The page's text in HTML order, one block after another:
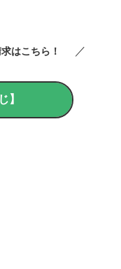
はこちら！ ／
】